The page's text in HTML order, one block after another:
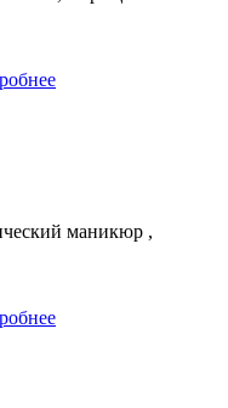
маникюр ,